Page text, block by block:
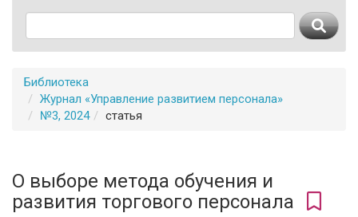
Библиотека
Журнал «Управление развитием персонала»
№3, 2024
статья
О выборе метода обучения и
развития торгового персонала